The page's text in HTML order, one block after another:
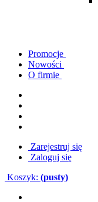
Promocje
Nowości
O firmie
Zarejestruj się
Zaloguj się
Koszyk: (pusty)